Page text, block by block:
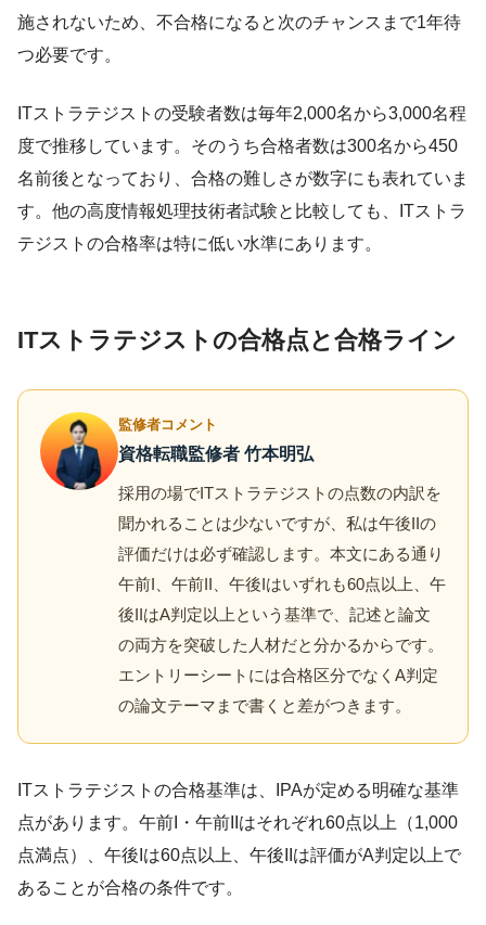
施されないため、不合格になると次のチャンスまで1年待
つ必要です。
ITストラテジストの受験者数は毎年2,000名から3,000名程
度で推移しています。そのうち合格者数は300名から450
名前後となっており、合格の難しさが数字にも表れていま
す。他の高度情報処理技術者試験と比較しても、ITストラ
テジストの合格率は特に低い水準にあります。
ITストラテジストの合格点と合格ライン
監修者コメント
資格転職監修者 竹本明弘
採用の場でITストラテジストの点数の内訳を
聞かれることは少ないですが、私は午後IIの
評価だけは必ず確認します。本文にある通り
午前I、午前II、午後Iはいずれも60点以上、午
後IIはA判定以上という基準で、記述と論文
の両方を突破した人材だと分かるからです。
エントリーシートには合格区分でなくA判定
の論文テーマまで書くと差がつきます。
ITストラテジストの合格基準は、IPAが定める明確な基準
点があります。午前I・午前IIはそれぞれ60点以上（1,000
点満点）、午後Iは60点以上、午後IIは評価がA判定以上で
あることが合格の条件です。